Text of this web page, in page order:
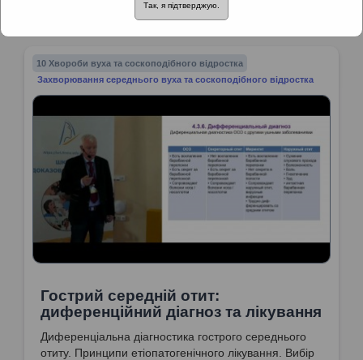
Захворювання середнього вуха та соскоподібного
10 Хвороби вуха та соскоподібного відростка
Захворювання середнього вуха та соскоподібного відростка
Гострий середній отит:
диференційний діагноз та лікування
Диференціальна діагностика гострого середнього
отиту. Принципи етіопатогенічного лікування. Вибір
Так, я підтверджую.